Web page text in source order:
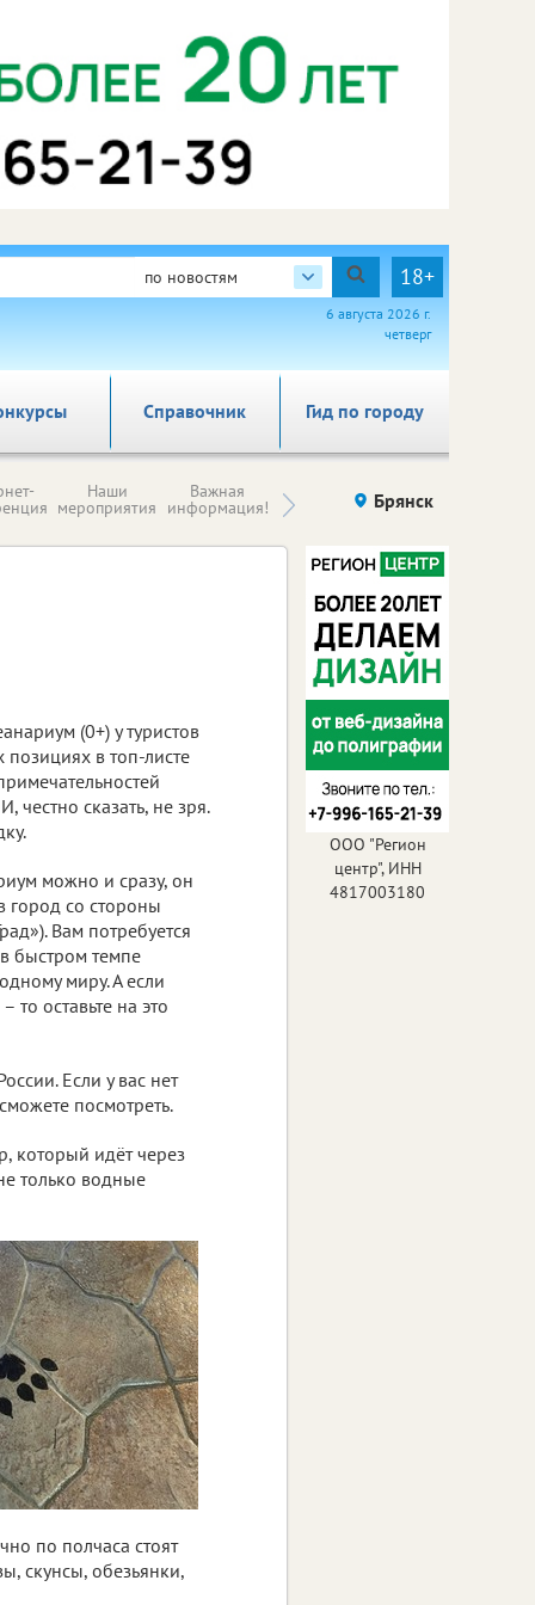
по новостям 18+
6 августа 2026 г.
четверг
Справочник Гид по городу
Наши
мероприятия
Важная
информация! Происшествия Здоровье
Брянск
(0+) у туристов
позициях в топ-листе
честно сказать, не зря.
можно и сразу, он
город со стороны
Вам потребуется
быстром темпе
миру. А если
то оставьте на это
Если у вас нет
посмотреть.
который идёт через
только водные
по полчаса стоят
скунсы, обезьянки,
ООО "Регион
центр", ИНН
4817003180